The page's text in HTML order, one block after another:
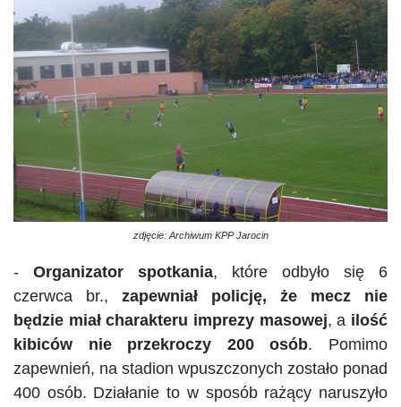
zdjęcie: Archiwum KPP Jarocin
- Organizator spotkania, które odbyło się 6
czerwca br., zapewniał policję, że mecz nie
będzie miał charakteru imprezy masowej, a ilość
kibiców nie przekroczy 200 osób. Pomimo
zapewnień, na stadion wpuszczonych zostało ponad
400 osób. Działanie to w sposób rażący naruszyło